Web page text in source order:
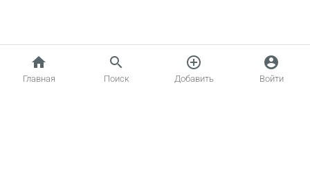
home
Главная
search
Поиск
add_circle_outline
Добавить
account_circle
Войти